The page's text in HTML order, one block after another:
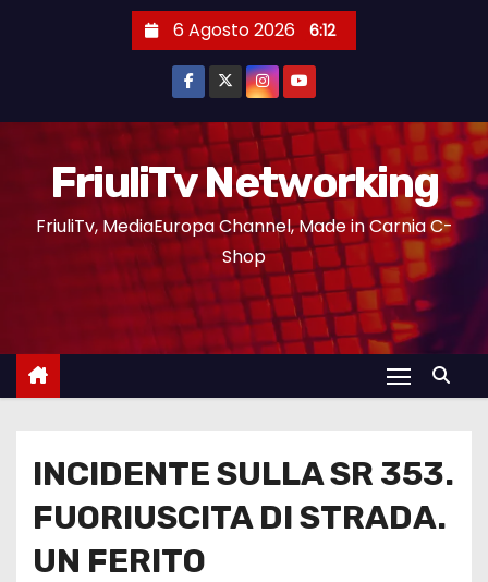
6 Agosto 2026 6:12
FriuliTv Networking
FriuliTv, MediaEuropa Channel, Made in Carnia C-
Shop
INCIDENTE SULLA SR 353.
FUORIUSCITA DI STRADA.
UN FERITO